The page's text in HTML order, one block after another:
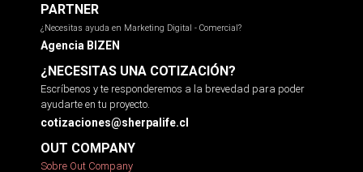
PARTNER
¿Necesitas ayuda en Marketing Digital - Comercial?
Agencia BIZEN
¿NECESITAS UNA COTIZACIÓN?
Escríbenos y te responderemos a la brevedad para poder
ayudarte en tu proyecto.
cotizaciones@sherpalife.cl
OUT COMPANY
Sobre Out Company